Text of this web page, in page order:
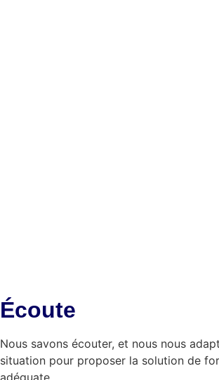
Écoute
Nous savons écouter, et nous nous
situation pour proposer la solution de
adéquate